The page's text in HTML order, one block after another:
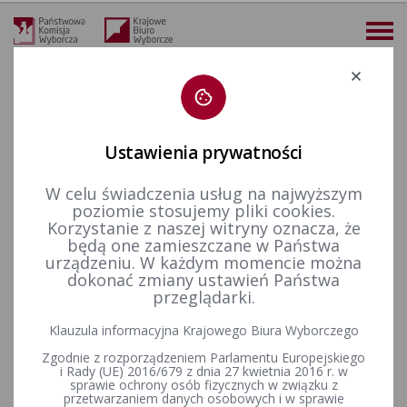
Deklaracja dostępności
19-04-2026
KALENDARIUM 26-04-2026
10-05-2026
Wybory uzupełniające do Rady Miejskiej w Gniewie w okręgu
wyborczym nr 7 oraz w okręgu wyborczym nr 3 zarządzone
Ustawienia prywatności
W celu świadczenia usług na najwyższym
poziomie stosujemy pliki cookies.
Korzystanie z naszej witryny oznacza, że
będą one zamieszczane w Państwa
urządzeniu. W każdym momencie można
dokonać zmiany ustawień Państwa
przeglądarki.
Klauzula informacyjna Krajowego Biura Wyborczego
Zgodnie z rozporządzeniem Parlamentu Europejskiego
i Rady (UE) 2016/679 z dnia 27 kwietnia 2016 r. w
sprawie ochrony osób fizycznych w związku z
przetwarzaniem danych osobowych i w sprawie